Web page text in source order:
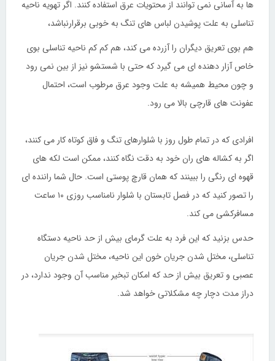
ها به آسانی نمی توانند از محتویات عرق استفاده کنند. اگر تهویه ناحیه
تناسلی به علت پوشیدن لباس های تنگ به خوبی برقرارنباشد،
هم بوی تعریق دیگران را آزرده می کند، هم کم کم ناحیه تناسلی بوی
خاص آزار دهنده ای می گیرد که حتی با شستشو نیز از بین نمی رود
و چون محیط همیشه به علت وجود عرق مرطوب است، احتمال
عفونت های قارچی بالا می رود.
افرادی که در تمام طول روز با شلوارهای تنگ و فاق کوتاه کار می کنند،
اگر به کشاله های ران خود به دقت نگاه کنند، ممکن است لکه های
قهوه ای رنگی را ببینند که همان قارچ پوستی است. حال شما راننده ای
را تصور کنید که در فصل تابستان با شلوار نامناسب روزی ۱۰ ساعت
مسافرکشی می کند.
حدس بزنید که این فرد به علت گرمای بیش از حد ناحیه دستگاه
تناسلی، مختل شدن جریان خون این ناحیه، مختل شدن جریان
عصبی و تعریق بیش از حد که امکان تبخیر مناسب آن وجود ندارد، در
دراز مدت دچار چه مشکلاتی خواهد شد.